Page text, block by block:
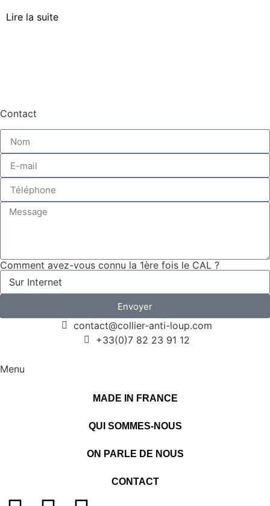
Lire la suite
Contact
Comment avez-vous connu la 1ère fois le CAL ?
Envoyer
contact@collier-anti-loup.com
+33(0)7 82 23 91 12
Menu
MADE IN FRANCE
QUI SOMMES-NOUS
ON PARLE DE NOUS
CONTACT